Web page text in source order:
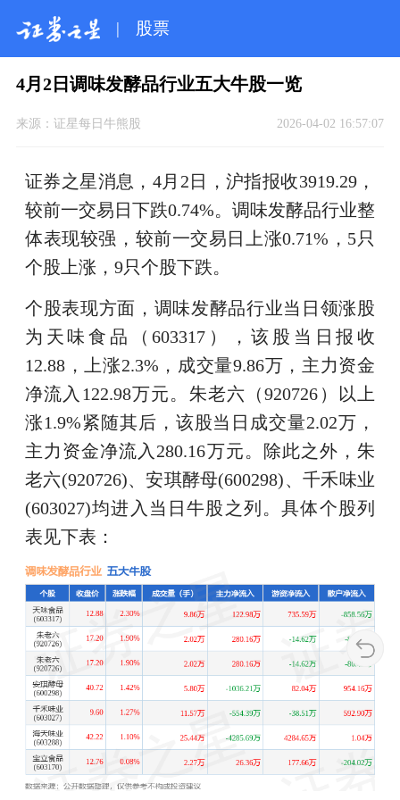
| 股票
4月2日调味发酵品行业五大牛股一览
来源： 证星每日牛熊股 2026-04-02 16:57:07
证券之星消息，4月2日，沪指报收3919.29，
较前一交易日下跌0.74%。调味发酵品行业整
体表现较强，较前一交易日上涨0.71%，5只
个股上涨，9只个股下跌。
个股表现方面，调味发酵品行业当日领涨股
为天味食品（603317），该股当日报收
12.88，上涨2.3%，成交量9.86万，主力资金
净流入122.98万元。朱老六（920726）以上
涨1.9%紧随其后，该股当日成交量2.02万，
主力资金净流入280.16万元。除此之外，朱
老六(920726)、安琪酵母(600298)、千禾味业
(603027)均进入当日牛股之列。具体个股列
表见下表：